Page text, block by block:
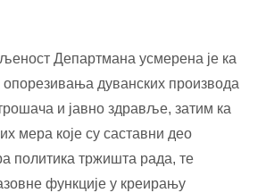
Департмана усмерена је ка
дуванских производа
и јавно здравље, затим ка
мера које су саставни део
политика тржишта рада, те
функције у креирању